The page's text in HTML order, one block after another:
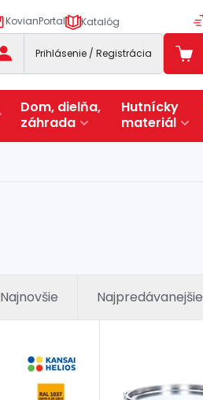
KovianPortal Katalóg
Prihlásenie / Registrácia
Dom, dielňa,
záhrada
Hutnícky
materiál
Najnovšie Najpredávanejšie